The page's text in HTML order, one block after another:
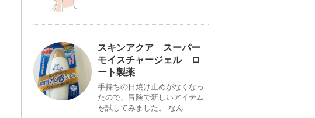
スキンアクア スーパー
モイスチャージェル ロ
ート製薬
手持ちの日焼け止めがなくなっ
たので、冒険で新しいアイテム
を試してみました。 なん …